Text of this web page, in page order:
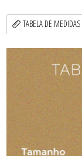
TABELA DE MEDIDAS